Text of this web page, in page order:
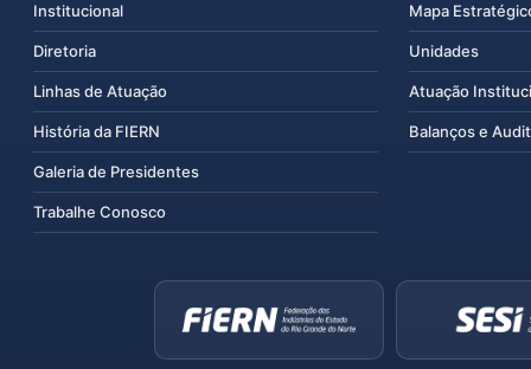
Institucional
Diretoria
Linhas de Atuação
História da FIERN
Galeria de Presidentes
Trabalhe Conosco
Mapa
Unidades
Atuação
Balanços e